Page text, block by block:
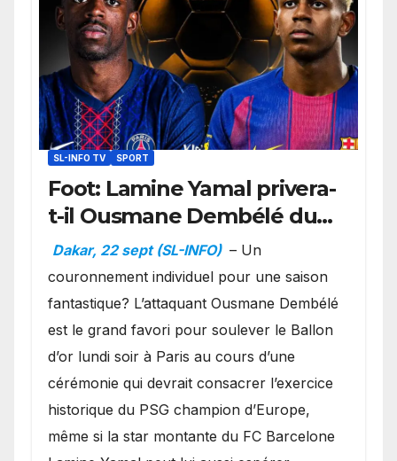
SL-INFO TV SPORT
Foot: Lamine Yamal privera-
t-il Ousmane Dembélé du
Ballon d’or ?
Dakar, 22 sept (SL-INFO) – Un
couronnement individuel pour une saison
fantastique? L’attaquant Ousmane Dembélé
est le grand favori pour soulever le Ballon
d’or lundi soir à Paris au cours d’une
cérémonie qui devrait consacrer l’exercice
historique du PSG champion d’Europe,
même si la star montante du FC Barcelone